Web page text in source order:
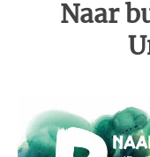
Naar